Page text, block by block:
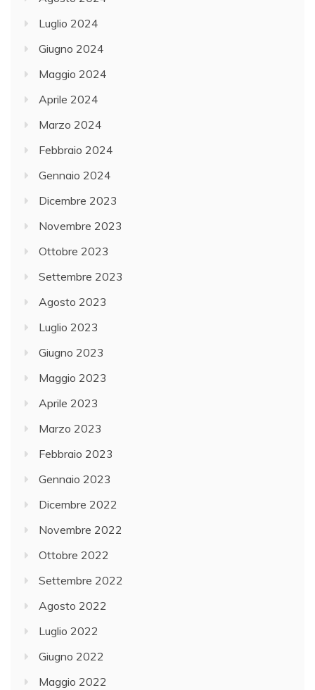
Luglio 2024
Giugno 2024
Maggio 2024
Aprile 2024
Marzo 2024
Febbraio 2024
Gennaio 2024
Dicembre 2023
Novembre 2023
Ottobre 2023
Settembre 2023
Agosto 2023
Luglio 2023
Giugno 2023
Maggio 2023
Aprile 2023
Marzo 2023
Febbraio 2023
Gennaio 2023
Dicembre 2022
Novembre 2022
Ottobre 2022
Settembre 2022
Agosto 2022
Luglio 2022
Giugno 2022
Maggio 2022